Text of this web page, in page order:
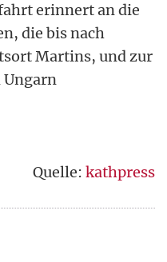
erinnert an die
die bis nach
Martins, und zur
Ungarn
Quelle: kathpress